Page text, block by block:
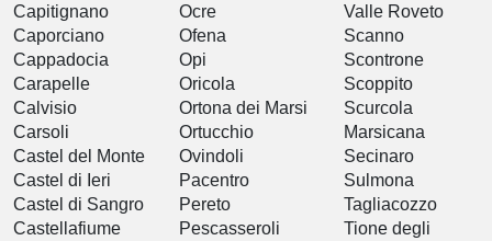
Capitignano
Caporciano
Cappadocia
Carapelle
Calvisio
Carsoli
Castel del Monte
Castel di Ieri
Castel di Sangro
Castellafiume
Ocre
Ofena
Opi
Oricola
Ortona dei Marsi
Ortucchio
Ovindoli
Pacentro
Pereto
Pescasseroli
Valle Roveto
Scanno
Scontrone
Scoppito
Scurcola
Marsicana
Secinaro
Sulmona
Tagliacozzo
Tione degli